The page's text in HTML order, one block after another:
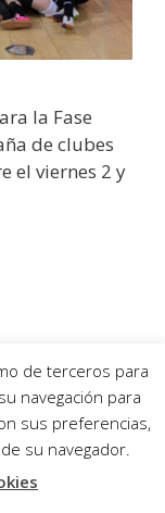
la Fase
de clubes
el viernes 2 y
los
clubes
de terceros para
navegación para
sus preferencias,
su navegador.